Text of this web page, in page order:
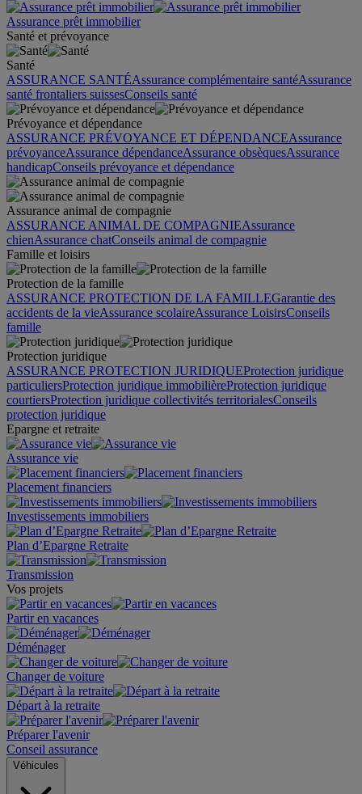
Assurance prêt immobilier
Santé et prévoyance
Santé
ASSURANCE SANTÉAssurance complémentaire santéAssurance
santé frontaliers suissesConseils santé
Prévoyance et dépendance
ASSURANCE PRÉVOYANCE ET DÉPENDANCEAssurance
prévoyanceAssurance dépendanceAssurance obsèquesAssurance
handicapConseils prévoyance et dépendance
Assurance animal de compagnie
ASSURANCE ANIMAL DE COMPAGNIEAssurance
chienAssurance chatConseils animal de compagnie
Famille et loisirs
Protection de la famille
ASSURANCE PROTECTION DE LA FAMILLEGarantie des
accidents de la vieAssurance scolaireAssurance LoisirsConseils
famille
Protection juridique
ASSURANCE PROTECTION JURIDIQUEProtection juridique
particuliersProtection juridique immobilièreProtection juridique
courtiersProtection juridique collectivités territorialesConseils
protection juridique
Epargne et retraite
Assurance vie
Placement financiers
Investissements immobiliers
Plan d’Epargne Retraite
Transmission
Vos projets
Partir en vacances
Déménager
Changer de voiture
Départ à la retraite
Préparer l'avenir
Conseil assurance
Véhicules